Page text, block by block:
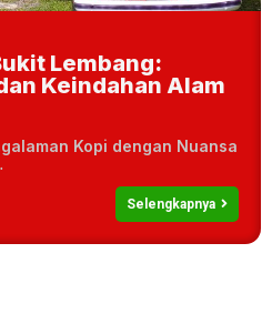
Lembang:
Keindahan Alam
Kopi dengan Nuansa
Selengkapnya